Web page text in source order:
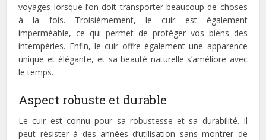
voyages lorsque l’on doit transporter beaucoup de choses
à la fois. Troisièmement, le cuir est également
imperméable, ce qui permet de protéger vos biens des
intempéries. Enfin, le cuir offre également une apparence
unique et élégante, et sa beauté naturelle s’améliore avec
le temps.
Aspect robuste et durable
Le cuir est connu pour sa robustesse et sa durabilité. Il
peut résister à des années d’utilisation sans montrer de